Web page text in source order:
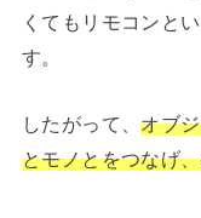
くてもリモコンと
す。
したがって、オブ
とモノとをつなげ